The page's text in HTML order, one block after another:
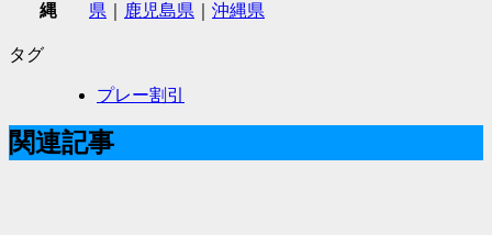
縄
県
鹿児島県 沖縄県
タグ
プレー割引
関連記事